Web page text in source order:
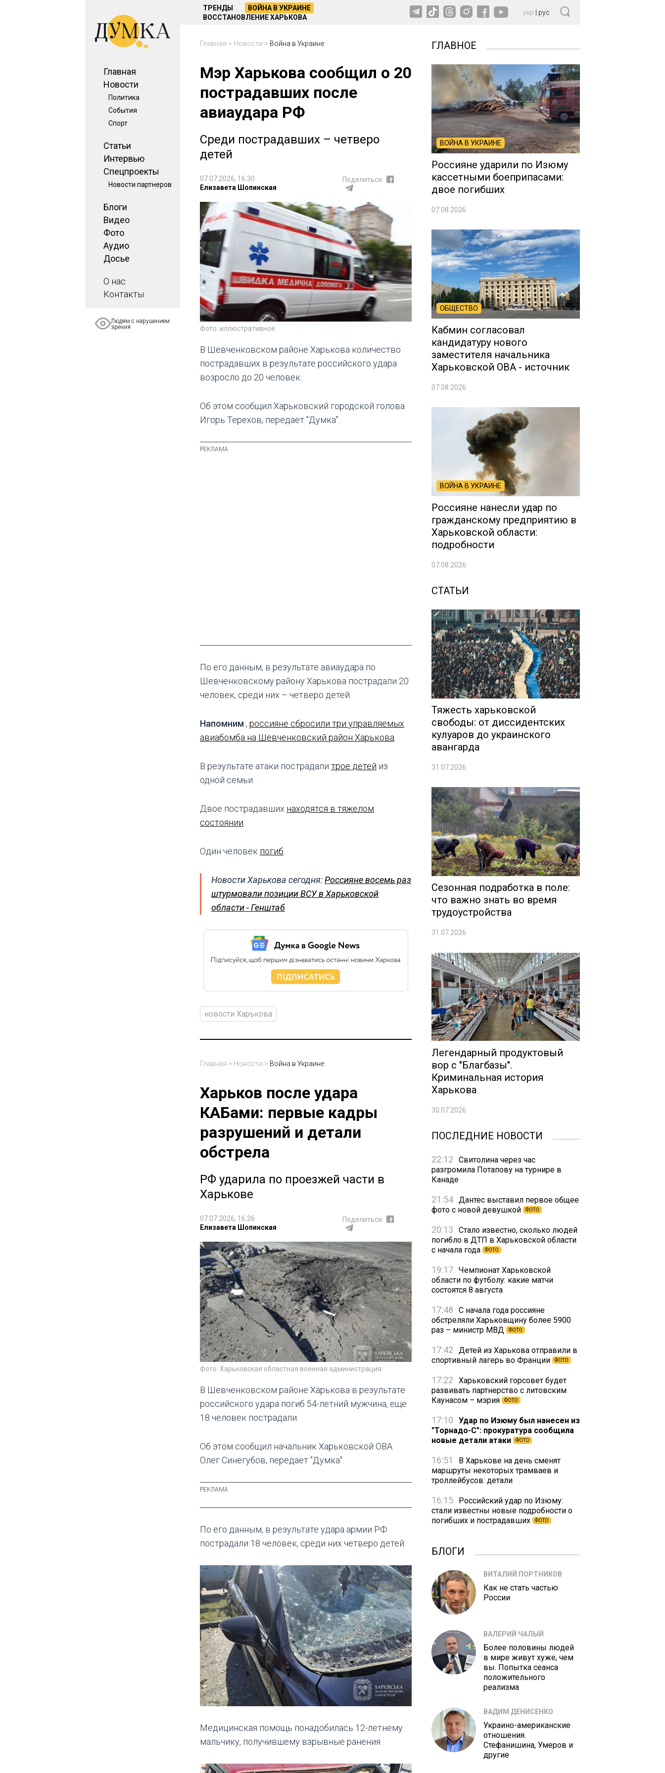
Главная
Новости
Политика
События
Спорт
Статьи
Интервью
Спецпроекты
Новости партнеров
Блоги
Видео
Фото
Аудио
Досье
О нас
Контакты
Людям с нарушением
зрения
ТРЕНДЫ
ВОЙНА В УКРАИНЕ
ВОССТАНОВЛЕНИЕ ХАРЬКОВА
укр рус
Главная > Новости > Война в Украине
Мэр Харькова сообщил о 20
пострадавших после
авиаудара РФ
Среди пострадавших – четверо
детей
07.07.2026, 16:30
Елизавета Шопинская
Поделиться
Фото: иллюстративное
В Шевченковском районе Харькова количество
пострадавших в результате российского удара
возросло до 20 человек.
Об этом сообщил Харьковский городской голова
Игорь Терехов, передает "Думка".
По его данным, в результате авиаудара по
Шевченковскому району Харькова пострадали 20
человек, среди них – четверо детей.
Напомним , россияне сбросили три управляемых
авиабомба на Шевченковский район Харькова.
В результате атаки пострадали трое детей из
одной семьи.
Двое пострадавших находятся в тяжелом
состоянии.
Один человек погиб.
Новости Харькова сегодня:Россияне восемь раз
штурмовали позиции ВСУ в Харьковской
области - Генштаб
новости Харькова
Главная > Новости > Война в Украине
Харьков после удара
КАБами: первые кадры
разрушений и детали
обстрела
РФ ударила по проезжей части в
Харькове
07.07.2026, 16:26
Елизавета Шопинская
Поделиться
Фото: Харьковская областная военная администрация
В Шевченковском районе Харькова в результате
российского удара погиб 54-летний мужчина, еще
18 человек пострадали.
Об этом сообщил начальник Харьковской ОВА
Олег Синегубов, передает "Думка".
По его данным, в результате удара армии РФ
пострадали 18 человек, среди них четверо детей.
Медицинская помощь понадобилась 12-летнему
мальчику, получившему взрывные ранения.
ГЛАВНОЕ
ВОЙНА В УКРАИНЕ
Россияне ударили по Изюму
кассетными боеприпасами:
двое погибших
07.08.2026
ОБЩЕСТВО
Кабмин согласовал
кандидатуру нового
заместителя начальника
Харьковской ОВА - источник
07.08.2026
ВОЙНА В УКРАИНЕ
Россияне нанесли удар по
гражданскому предприятию в
Харьковской области:
подробности
07.08.2026
СТАТЬИ
Тяжесть харьковской
свободы: от диссидентских
кулуаров до украинского
авангарда
31.07.2026
Сезонная подработка в поле:
что важно знать во время
трудоустройства
31.07.2026
Легендарный продуктовый
вор с "Благбазы".
Криминальная история
Харькова
30.07.2026
ПОСЛЕДНИЕ НОВОСТИ
22:12
Свитолина через час
разгромила Потапову на турнире в
Канаде
21:54 Дантес выставил первое общее
фото с новой девушкой
ФОТО
20:13
Стало известно, сколько людей
погибло в ДТП в Харьковской области
с начала года
ФОТО
19:17 Чемпионат Харьковской
области по футболу: какие матчи
состоятся 8 августа
17:48
С начала года россияне
обстреляли Харьковщину более 5900
раз – министр МВД
ФОТО
17:42
Детей из Харькова отправили в
спортивный лагерь во Франции
ФОТО
17:22
Харьковский горсовет будет
развивать партнерство с литовским
Каунасом – мэрия
ФОТО
17:10
Удар по Изюму был нанесен из
"Торнадо-С": прокуратура сообщила
новые детали атаки
ФОТО
16:51
В Харькове на день сменят
маршруты некоторых трамваев и
троллейбусов: детали
16:15
Российский удар по Изюму:
стали известны новые подробности о
погибших и пострадавших
ФОТО
БЛОГИ
ВИТАЛИЙ ПОРТНИКОВ
Как не стать частью
России
ВАЛЕРИЙ ЧАЛЫЙ
Более половины людей
в мире живут хуже, чем
вы. Попытка сеанса
положительного
реализма
ВАДИМ ДЕНИСЕНКО
Украино-американские
отношения.
Стефанишина, Умеров и
другие